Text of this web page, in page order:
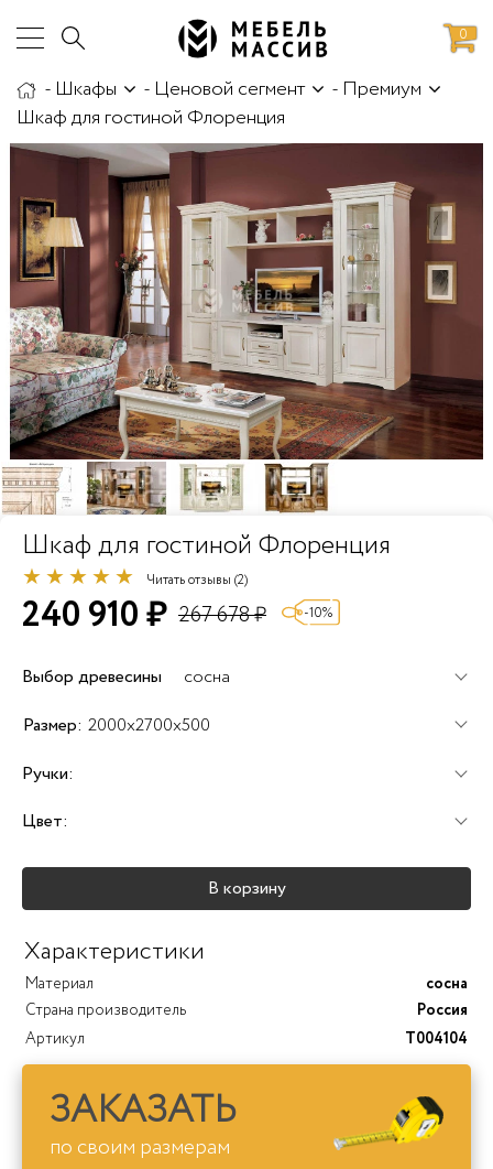
Доставка и сборка
0
- Шкафы - Ценовой сегмент - Премиум
Шкаф для гостиной Флоренция
Шкаф для гостиной Флоренция
Читать отзывы (2)
240 910 ₽ 267 678 ₽ -10%
Выбор древесины сосна
Размер: 2000x2700x500
Ручки:
Цвет:
В корзину
Характеристики
Материал
сосна
Страна производитель
Россия
Артикул
T004104
ЗАКАЗАТЬ
по своим размерам